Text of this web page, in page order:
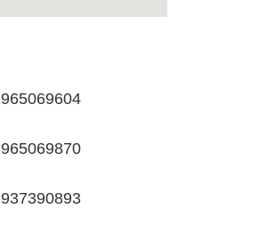
965069604
965069870
937390893